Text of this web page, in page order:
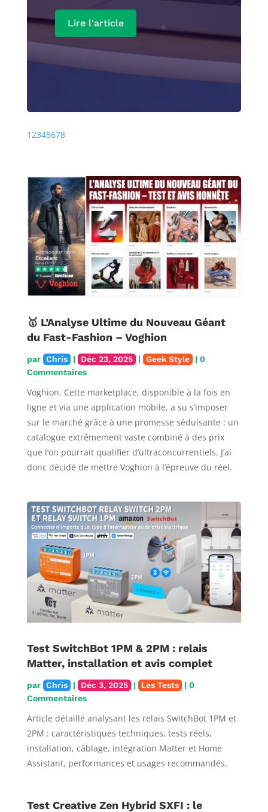
Lire l'article
1 2345678
🥇 L’Analyse Ultime du Nouveau Géant
du Fast-Fashion – Voghion
par Chris | Déc 23, 2025 | Geek Style | 0
Commentaires
Voghion. Cette marketplace, disponible à la fois en
ligne et via une application mobile, a su s’imposer
sur le marché grâce à une promesse séduisante : un
catalogue extrêmement vaste combiné à des prix
que l’on pourrait qualifier d’ultraconcurrentiels. J’ai
donc décidé de mettre Voghion à l’épreuve du réel.
Test SwitchBot 1PM & 2PM : relais
Matter, installation et avis complet
par Chris | Déc 3, 2025 | Les Tests | 0
Commentaires
Article détaillé analysant les relais SwitchBot 1PM et
2PM : caractéristiques techniques, tests réels,
installation, câblage, intégration Matter et Home
Assistant, performances et usages recommandés.
Test Creative Zen Hybrid SXFI : le